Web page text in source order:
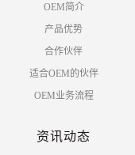
OEM简介
产品优势
合作伙伴
适合OEM的伙伴
OEM业务流程
资讯动态